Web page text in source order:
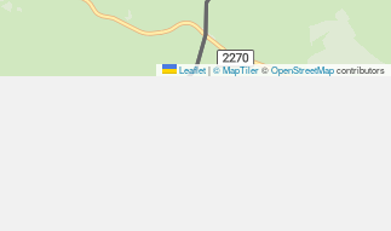
Leaflet|© MapTiler©OpenStreetMapcontributors